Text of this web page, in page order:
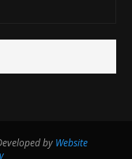
by Website